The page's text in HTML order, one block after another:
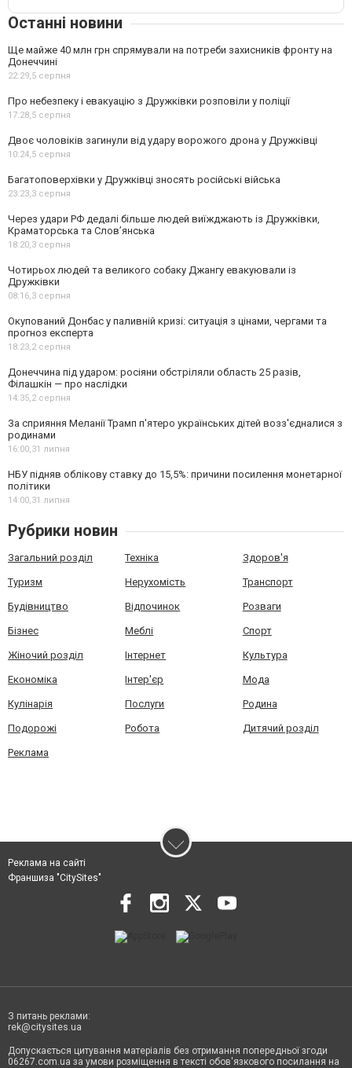
Останні новини
Ще майже 40 млн грн спрямували на потреби захисників фронту на
Донеччині
22:29,5 серпня
Про небезпеку і евакуацію з Дружківки розповіли у поліції
17:28,5 серпня
Двоє чоловіків загинули від удару ворожого дрона у Дружківці
10:24,5 серпня
Багатоповерхівки у Дружківці зносять російські війська
23:23,3 серпня
Через удари РФ дедалі більше людей виїжджають із Дружківки,
Краматорська та Слов’янська
18:20,3 серпня
Чотирьох людей та великого собаку Джангу евакуювали із
Дружківки
08:16,3 серпня
Окупований Донбас у паливній кризі: ситуація з цінами, чергами та
прогноз експерта
18:23,2 серпня
Донеччина під ударом: росіяни обстріляли область 25 разів,
Філашкін — про наслідки
14:35,2 серпня
За сприяння Меланії Трамп п'ятеро українських дітей возз'єдналися з
родинами
16:00,31 липня
НБУ підняв облікову ставку до 15,5%: причини посилення монетарної
політики
14:00,31 липня
Рубрики новин
Загальний розділ Техніка Здоров'я
Туризм Нерухомість Транспорт
Будівництво Відпочинок Розваги
Бізнес Меблі Спорт
Жіночий розділ Інтернет Культура
Економіка Інтер'єр Мода
Кулінарія Послуги Родина
Подорожі Робота Дитячий розділ
Реклама
Реклама на сайті
Франшиза "CitySites"
З питань реклами:
rek@citysites.ua
Допускається цитування матеріалів без отримання попередньої згоди
06267.com.ua за умови розміщення в тексті обов'язкового посилання на